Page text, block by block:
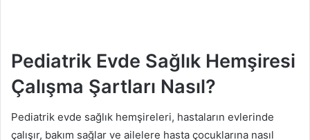
Pediatrik Evde Sağlık Hemşiresi
Çalışma Şartları Nasıl?
Pediatrik evde sağlık hemşireleri, hastaların evlerinde
çalışır, bakım sağlar ve ailelere hasta çocuklarına nasıl